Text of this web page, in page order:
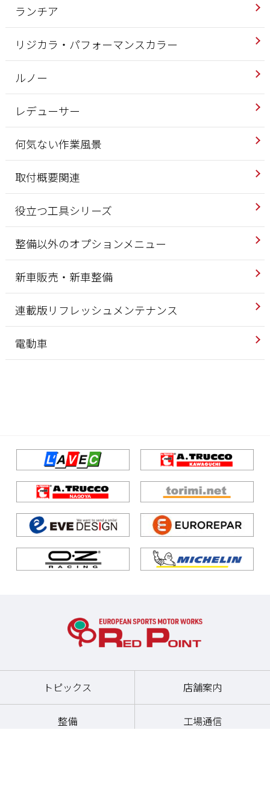
ランチア
リジカラ・パフォーマンスカラー
ルノー
レデューサー
何気ない作業風景
取付概要関連
役立つ工具シリーズ
整備以外のオプションメニュー
新車販売・新車整備
連載版リフレッシュメンテナンス
電動車
トピックス 店舗案内
整備 工場通信